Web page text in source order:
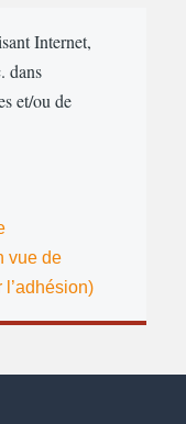
Internet,
dans
et/ou de
vue de